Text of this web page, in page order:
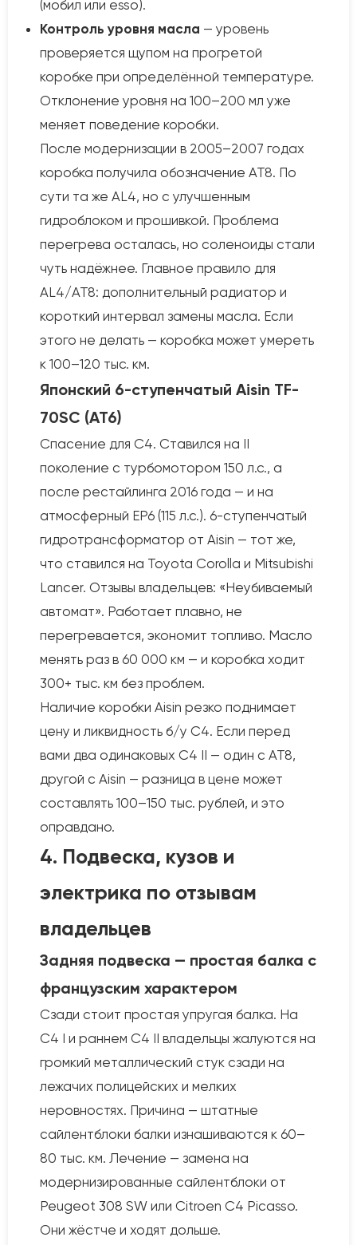
(мобил или esso).
Контроль уровня масла — уровень
проверяется щупом на прогретой
коробке при определённой температуре.
Отклонение уровня на 100–200 мл уже
меняет поведение коробки.
После модернизации в 2005–2007 годах
коробка получила обозначение AT8. По
сути та же AL4, но с улучшенным
гидроблоком и прошивкой. Проблема
перегрева осталась, но соленоиды стали
чуть надёжнее. Главное правило для
AL4/AT8: дополнительный радиатор и
короткий интервал замены масла. Если
этого не делать — коробка может умереть
к 100–120 тыс. км.
Японский 6-ступенчатый Aisin TF-
70SC (AT6)
Спасение для C4. Ставился на II
поколение с турбомотором 150 л.с., а
после рестайлинга 2016 года — и на
атмосферный EP6 (115 л.с.). 6-ступенчатый
гидротрансформатор от Aisin — тот же,
что ставился на Toyota Corolla и Mitsubishi
Lancer. Отзывы владельцев: «Неубиваемый
автомат». Работает плавно, не
перегревается, экономит топливо. Масло
менять раз в 60 000 км — и коробка ходит
300+ тыс. км без проблем.
Наличие коробки Aisin резко поднимает
цену и ликвидность б/у C4. Если перед
вами два одинаковых C4 II — один с AT8,
другой с Aisin — разница в цене может
составлять 100–150 тыс. рублей, и это
оправдано.
4. Подвеска, кузов и
электрика по отзывам
владельцев
Задняя подвеска — простая балка с
французским характером
Сзади стоит простая упругая балка. На
C4 I и раннем C4 II владельцы жалуются на
громкий металлический стук сзади на
лежачих полицейских и мелких
неровностях. Причина — штатные
сайлентблоки балки изнашиваются к 60–
80 тыс. км. Лечение — замена на
модернизированные сайлентблоки от
Peugeot 308 SW или Citroen C4 Picasso.
Они жёстче и ходят дольше.